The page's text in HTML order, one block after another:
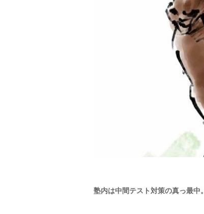
塾内は中間テスト対策の真っ最中。